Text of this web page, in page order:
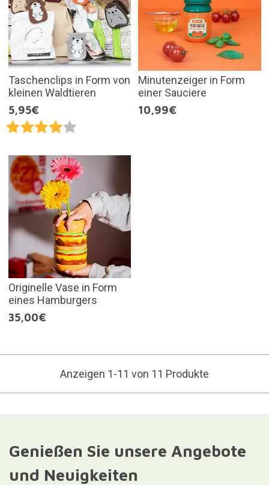
Taschenclips in Form von
kleinen Waldtieren
5,95€
Minutenzeiger in Form
einer Sauciere
10,99€
Originelle Vase in Form
eines Hamburgers
35,00€
Anzeigen 1-11 von 11 Produkte
Genießen Sie unsere Angebote
und Neuigkeiten